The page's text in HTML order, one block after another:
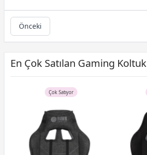
Önceki
En Çok Satılan Gaming Koltuk
Çok Satıyor